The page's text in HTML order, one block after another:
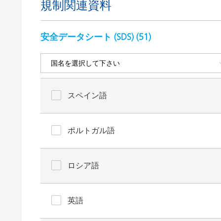
規制関連資料
安全データシート (SDS) (51)
スペイン語
ポルトガル語
ロシア語
英語